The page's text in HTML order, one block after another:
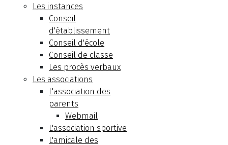
Les instances
Conseil
d'établissement
Conseil d'école
Conseil de classe
Les procès verbaux
Les associations
L'association des
parents
Webmail
L'association sportive
L'amicale des